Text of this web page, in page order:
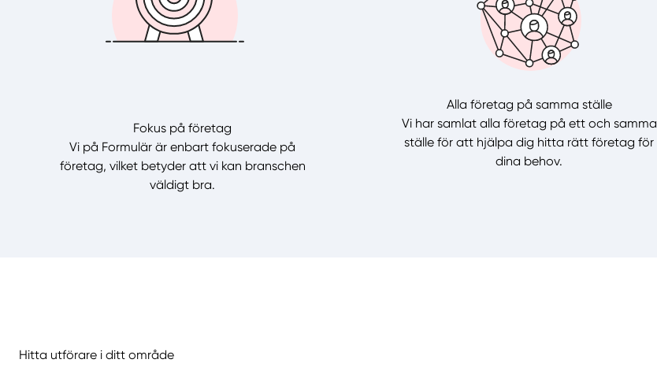
Fokus på företag
Vi på Formulär är enbart fokuserade på
företag, vilket betyder att vi kan branschen
väldigt bra.
Alla företag på samma ställe
Vi har samlat alla företag på ett och samma
ställe för att hjälpa dig hitta rätt företag för
dina behov.
Hitta utförare i ditt område